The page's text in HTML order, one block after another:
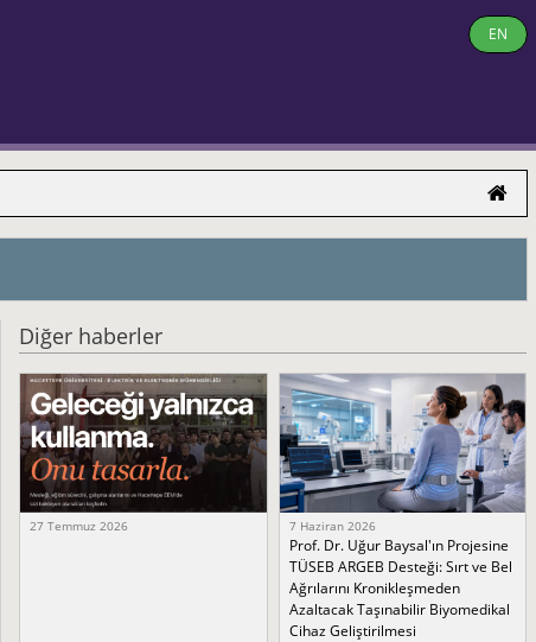
EN
Diğer haberler
27 Temmuz 2026 7 Haziran 2026
Prof. Dr. Uğur Baysal'ın Projesine
TÜSEB ARGEB Desteği: Sırt ve Bel
Ağrılarını Kronikleşmeden
Azaltacak Taşınabilir Biyomedikal
Cihaz Geliştirilmesi